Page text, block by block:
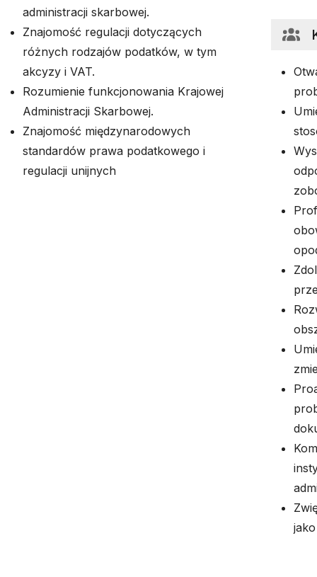
administracji skarbowej.
Znajomość regulacji dotyczących
różnych rodzajów podatków, w tym
akcyzy i VAT.
Rozumienie funkcjonowania Krajowej
Administracji Skarbowej.
Znajomość międzynarodowych
standardów prawa podatkowego i
regulacji unijnych